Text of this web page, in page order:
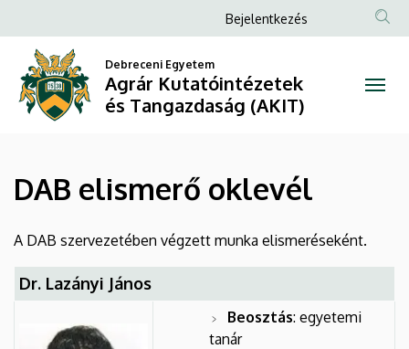
elismerő
oklevél
Kutatóintézetek
és
Tangazdaság
(AKIT)
a
tartalomra
Anonim
fiók
menüje
Bejelentkezés
Debreceni Egyetem
Agrár Kutatóintézetek
és Tangazdaság (AKIT)
DAB elismerő oklevél
A DAB szervezetében végzett munka elismeréseként.
Dr. Lazányi János
Beosztás: egyetemi
tanár